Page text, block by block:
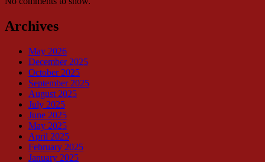
Archives
May 2026
December 2025
October 2025
September 2025
August 2025
July 2025
June 2025
May 2025
April 2025
February 2025
January 2025